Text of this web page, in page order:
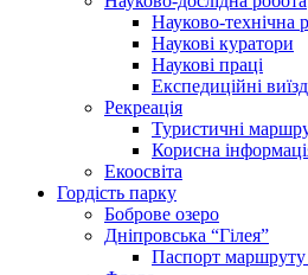
Науково-технічна
Наукові куратори
Наукові праці
Експедиційні
Рекреація
Туристичні
Корисна
Екоосвіта
Гордість парку
Боброве озеро
Дніпровська “Гілея”
Паспорт маршруту